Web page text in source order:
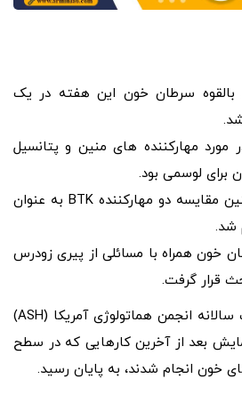
بالقوه سرطان خون این هفته در یک
مورد مهارکننده های منین و پتانسیل
برای لوسمی بود.
در این کنفرانس همچنین مقایسه دو مهارکننده BTK به عنوان
شد.
خون همراه با مسائلی از پیری زودرس
قرار گرفت.
شصت و چهارمین نشست سالانه انجمن هماتولوژی آمریکا (ASH)
بعد از آخرین کارهایی که در سطح
خون انجام شدند، به پایان رسید.